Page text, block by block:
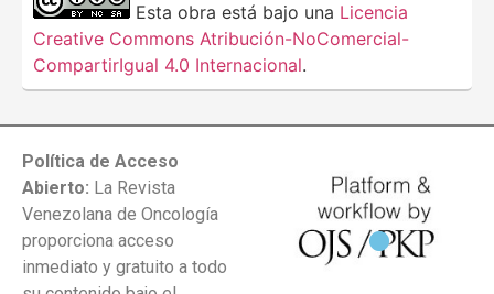
Esta obra está bajo una Licencia
Creative Commons Atribución-NoComercial-
CompartirIgual 4.0 Internacional.
Política de Acceso
Abierto: La Revista
Venezolana de Oncología
proporciona acceso
inmediato y gratuito a todo